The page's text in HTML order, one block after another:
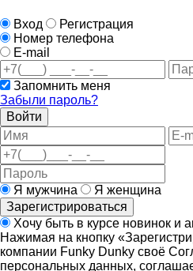
Вход
Регистрация
Номер телефона
E-mail
Запомнить меня
Забыли пароль?
Войти
Я мужчина
Я женщина
Зарегистрироваться
Хочу быть в курсе новинок и
Нажимая на кнопку
компании Funky Dunky своё
персональных данных,